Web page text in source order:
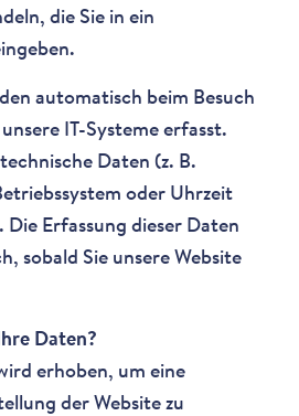
die Sie in ein
automatisch beim Besuch
IT-Systeme erfasst.
Daten (z. B.
oder Uhrzeit
Erfassung dieser Daten
sobald Sie unsere Website
Daten?
erhoben, um eine
der Website zu